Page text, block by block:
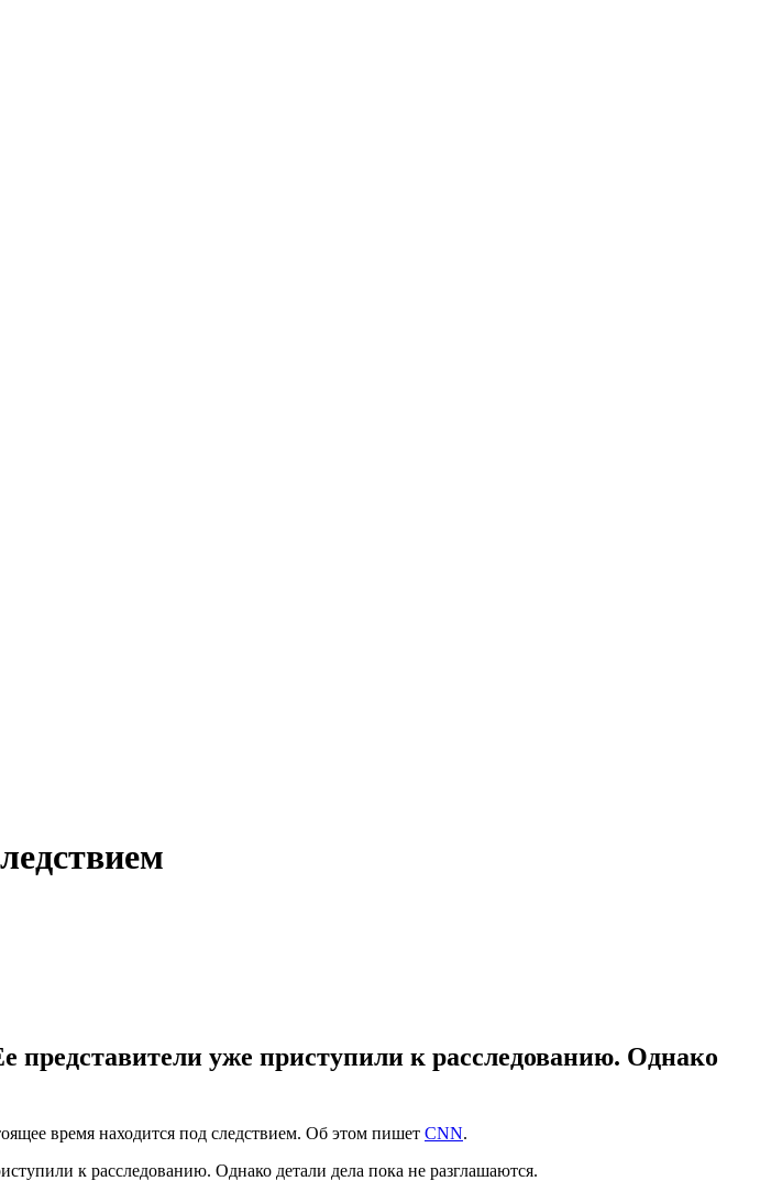
представители уже приступили к расследованию. Однако
время находится под следствием. Об этом пишет CNN.
к расследованию. Однако детали дела пока не разглашаются.